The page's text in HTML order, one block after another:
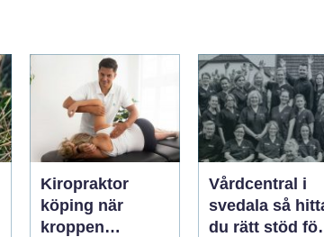
Kiropraktor
köping när
kroppen
Vårdcentral i
svedala så hittar
du rätt stöd för